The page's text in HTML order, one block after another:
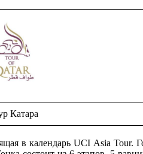
Катара
в календарь UCI Asia Tour.